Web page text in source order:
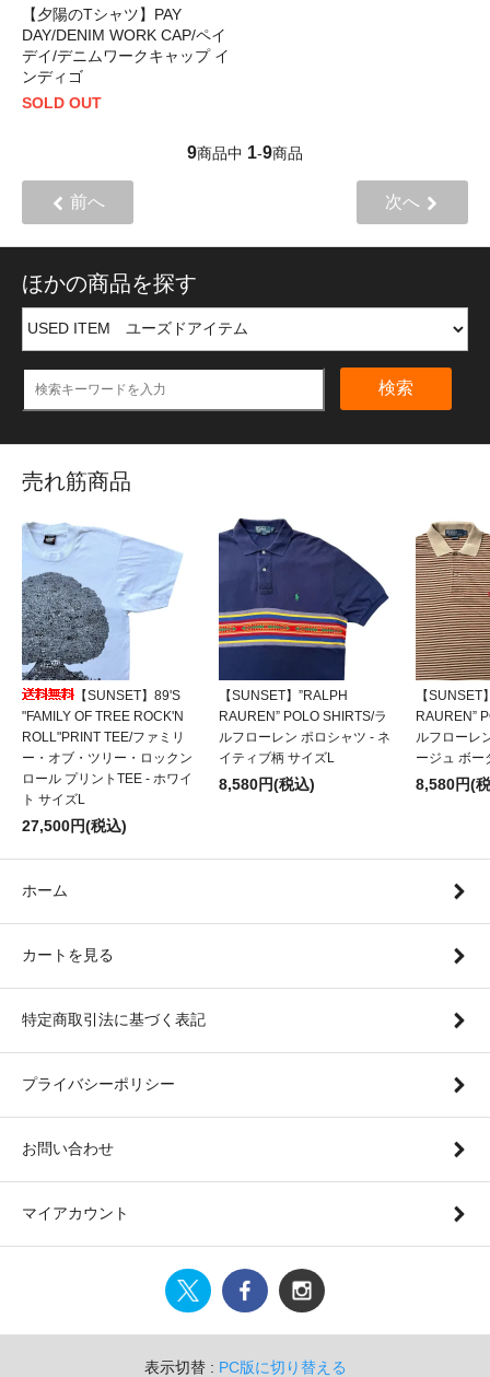
【夕陽のTシャツ】PAY
DAY/DENIM WORK CAP/ペイ
デイ/デニムワークキャップ イ
ンディゴ
SOLD OUT
9商品中 1-9商品
前へ 次へ
ほかの商品を探す
検索
売れ筋商品
【SUNSET】89'S
"FAMILY OF TREE ROCK'N
ROLL"PRINT TEE/ファミリ
ー・オブ・ツリー・ロックン
ロール プリントTEE - ホワイ
ト サイズL
27,500円(税込)
【SUNSET】”RALPH
RAUREN” POLO SHIRTS/ラ
ルフローレン ポロシャツ - ネ
イティブ柄 サイズL
8,580円(税込)
【SUNSET
RAUREN”
ルフローレ
ージュ ボー
8,580円(
ホーム
カートを見る
特定商取引法に基づく表記
プライバシーポリシー
お問い合わせ
マイアカウント
表示切替 : PC版に切り替える